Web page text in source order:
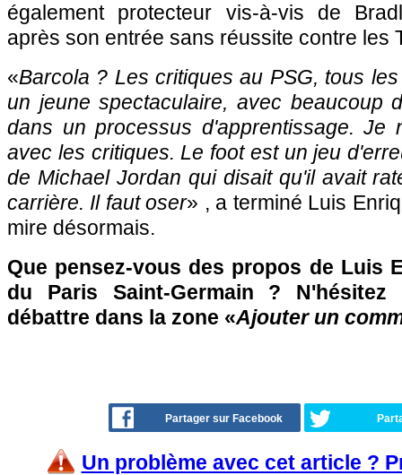
également protecteur vis-à-vis de
après son entrée sans réussite contre les
«Barcola ? Les critiques au PSG, tous
un jeune spectaculaire, avec beaucoup
dans un processus d'apprentissage. Je
avec les critiques. Le foot est un jeu
de Michael Jordan qui disait qu'il avait
carrière. Il faut oser» , a terminé Luis
mire désormais.
Que pensez-vous des propos de Luis
du Paris Saint-Germain ?
débattre dans la zone «Ajouter un
Partager sur Facebook
Un problème avec cet article ?